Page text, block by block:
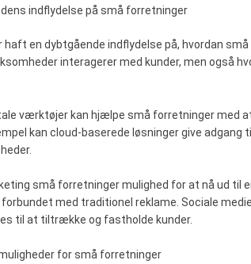
indflydelse på små forretninger
en dybtgående indflydelse på, hvordan
interagerer med kunder, men også
værktøjer kan hjælpe små forretninger med
kan cloud-baserede løsninger give
små forretninger mulighed for at nå ud til
med traditionel reklame. Sociale
til at tiltrække og fastholde kunder.
for små forretninger